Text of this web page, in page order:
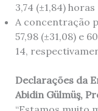
3,74 (±1,84)
A concentração
57,98 (±31,08) e
14,
Declarações da
Abidin Gülmüş,